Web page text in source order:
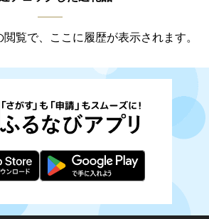
覧で、ここに履歴が表示されます。